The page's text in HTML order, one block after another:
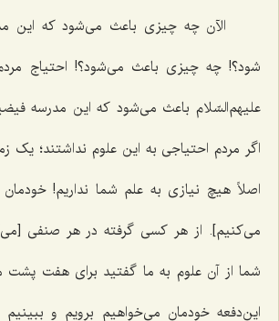
الآن چه چیزی باعث می‌شود که این
شود؟! چه چیزی باعث می‌شود؟! احتیاج
علیهم‌السّلام باعث می‌شود که این مدرسه
اگر مردم احتیاجی به این علوم نداشتند؛ یک
اصلاً هیچ نیازی به علم شما نداریم!
می‌کنیم]. از هر کسی گرفته در هر صنفی
شما از آن علوم به ما گفتید برای هفت پشت
این‌دفعه خودمان می‌خواهیم برویم و